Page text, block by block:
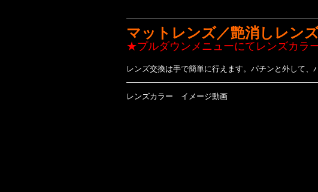
マットレンズ／艶消しレン
★プルダウンメニューにてレンズカラ
レンズ交換は手で簡単に行えます。パチンと外して、
レンズカラー イメージ動画